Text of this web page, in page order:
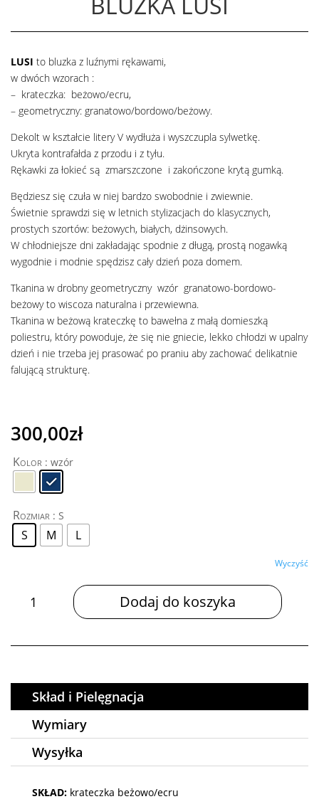
LUSI to bluzka z luźnymi rękawami,
w dwóch wzorach :
– krateczka: beżowo/ecru,
– geometryczny: granatowo/bordowo/beżowy.
Dekolt w kształcie litery V wydłuża i wyszczupla sylwetkę.
Ukryta kontrafałda z przodu i z tyłu.
Rękawki za łokieć są zmarszczone i zakończone krytą gumką.
Będziesz się czuła w niej bardzo swobodnie i zwiewnie.
Świetnie sprawdzi się w letnich stylizacjach do klasycznych,
prostych szortów: beżowych, białych, dżinsowych.
W chłodniejsze dni zakładając spodnie z długą, prostą nogawką
wygodnie i modnie spędzisz cały dzień poza domem.
Tkanina w drobny geometryczny wzór granatowo-bordowo-
beżowy to wiscoza naturalna i przewiewna.
Tkanina w beżową krateczkę to bawełna z małą domieszką
poliestru, który powoduje, że się nie gniecie, lekko chłodzi w upalny
dzień i nie trzeba jej prasować po praniu aby zachować delikatnie
falującą strukturę.
300,00zł
Kolor : wzór
Rozmiar : S
S M L
Wyczyść
BLUZKA
Dodaj do koszyka
Skład i Pielęgnacja
Wymiary
Wysyłka
SKŁAD: krateczka beżowo/ecru